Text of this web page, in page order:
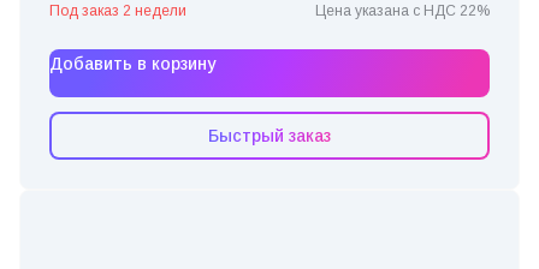
Под заказ 2 недели Цена указана с НДС 22%
Добавить в корзину
Быстрый заказ